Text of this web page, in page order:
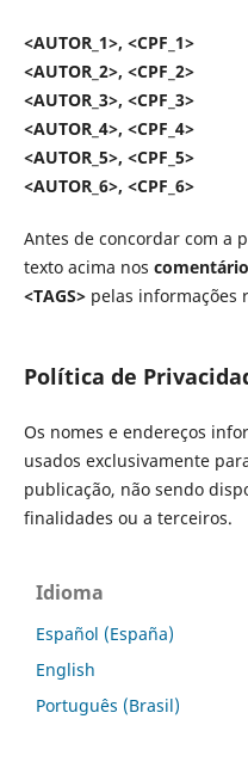
<AUTOR_1>, <CPF_1>
<AUTOR_2>, <CPF_2>
<AUTOR_3>, <CPF_3>
<AUTOR_4>, <CPF_4>
<AUTOR_5>, <CPF_5>
<AUTOR_6>, <CPF_6>
Antes de concordar com a
texto acima nos
<TAGS>pelas informações
Política de
Os nomes e endereços
usados exclusivamente
publicação, não sendo
finalidades ou a terceiros.
Idioma
Español (España)
English
Português (Brasil)